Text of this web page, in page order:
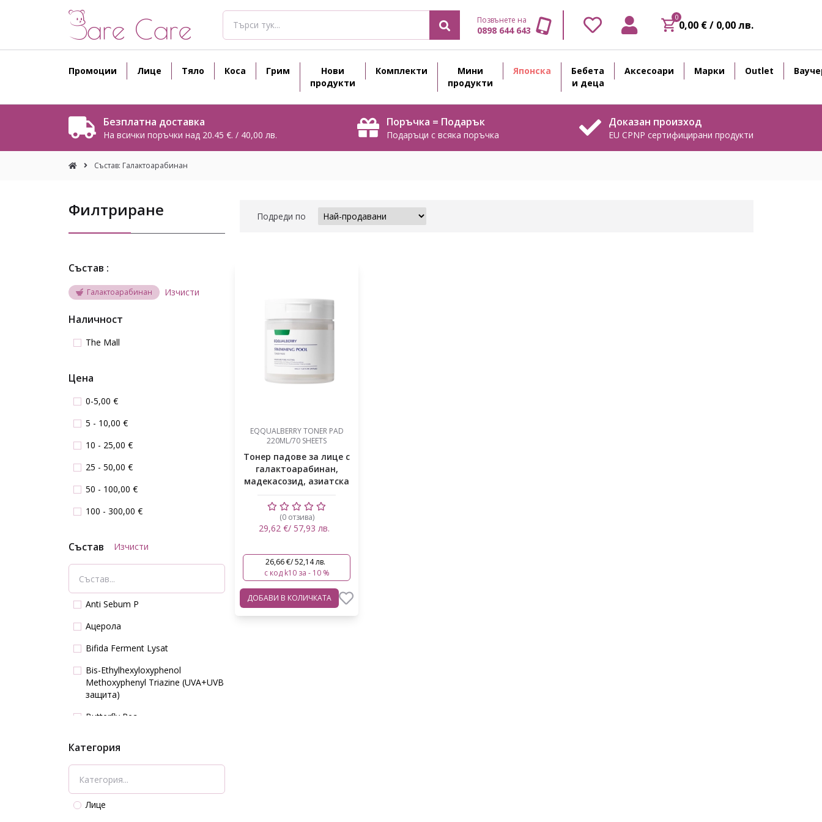
Позвънете на
0898 644 643
0
0,00 € / 0,00 лв.
Промоции Лице Тяло Коса Грим
Нови
продукти
Комплекти
Мини
продукти
Японска
Бебета
и деца
Аксесоари Марки Outlet
Безплатна доставка
На всички поръчки над 20.45 €. / 40,00 лв.
Поръчка = Подарък
Подаръци с всяка поръчка
Доказан произход
EU CPNP сертифицирани продукти
Състав: Галактоарабинан
Филтриране
Състав :
Галактоарабинан Изчисти
Наличност
The Mall
Цена
0-5,00 €
5 - 10,00 €
10 - 25,00 €
25 - 50,00 €
50 - 100,00 €
100 - 300,00 €
Състав Изчисти
Anti Sebum P
Aцерола
Bifida Ferment Lysat
Bis-Ethylhexyloxyphenol
Methoxyphenyl Triazine (UVA+UVB
защита)
Butterfly Pea
D-пантенол
Diethylamino Hydroxybenzoyl
Категория
Лице
Подреди по
EQQUALBERRY TONER PAD
220ML/70 SHEETS
Тонер падове за лице с
галактоарабинан,
мадекасозид, азиатска
цен...
(0 отзива)
29,62 €/ 57,93 лв.
26,66 €/ 52,14 лв.
с код k10 за - 10 %
ДОБАВИ В КОЛИЧКАТА